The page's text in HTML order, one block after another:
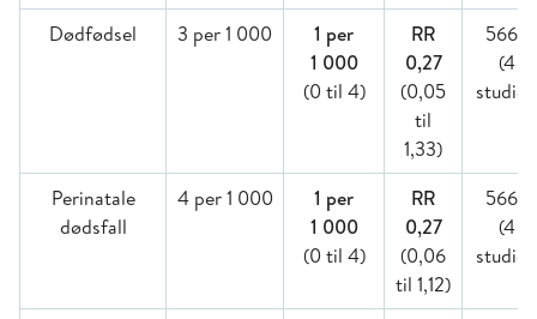
Dødfødsel
3 per 1 000
1 per
1 000
(0 til 4)
RR
0,27
(0,05
til
1,33)
5668
(4
Perinatale
dødsfall
4 per 1 000
1 per
1 000
(0 til 4)
RR
0,27
(0,06
til 1,12)
5668
(4